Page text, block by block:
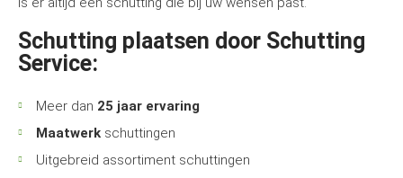
Schutting plaatsen door Schutting
Service:
Meer dan 25 jaar ervaring
Maatwerk schuttingen
Uitgebreid assortiment schuttingen